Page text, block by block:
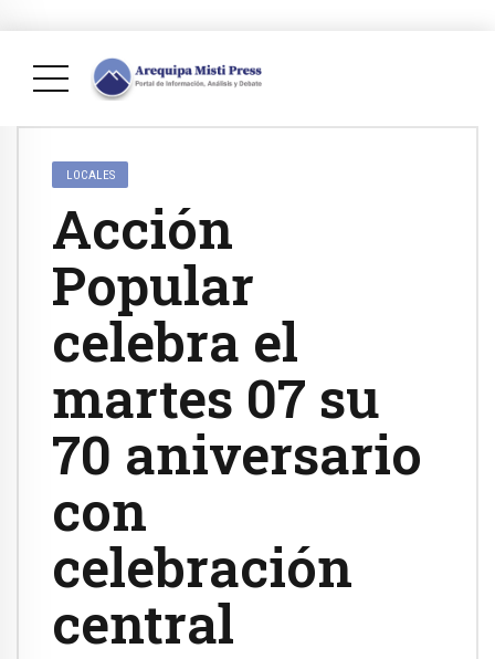
LOCALES
Acción
Popular
celebra el
martes 07 su
70 aniversario
con
celebración
central